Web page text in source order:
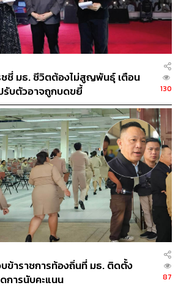
าข้อความดังกล่าวแล้วเห็นว่า การใช้
ะภาพที่ได้เผยแพร่ในเฟซบุ๊กและอินส
ใช้ถ้อยคำไม่สุภาพและภาพไม่เหมาะ
าพ แต่ยังไม่ถึงขนาดที่จะถือได้ว่าผู้
มอันเนื่องจากเป็นผู้บกพร่องในศีล
งผู้ฟ้องคดีเป็นพนักงานมหาวิทยาลัย
ป็นการใช้ดุลพินิจที่ไม่ชอบด้วยกฎหมาย’
ติดังกล่าว และให้ผู้ฟ้องคดีไปทำสัญญา
วิทยาลัย สายวิชาการ ตำแหน่งอาจารย์
ภายใน 60 วันนับแต่วันที่คดีถึงที่สุด
พิจารณาจากหลักฐานด้านเงินเดือน
บความเสียหาย มหาวิทยาลัยจึงไม่
สียหายดังกล่าว ทั้งนี้ธรรมศาสตร์จะได้
การอย่างไรต่อไป
ชี่ มธ. ชีวิตต้องไม่สูญพันธุ์ เตือน
รับตัวอาจถูกบดขยี้
130
ข้าราชการท้องถิ่นที่ มธ. ติดตั้ง
การนับคะแนน
87